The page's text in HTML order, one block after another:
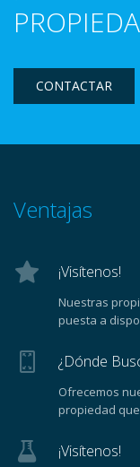
CONTACTAR
Ventajas
¡Visítenos!
Nuestras
puesta a
¿Dónde
Ofrecemos
propiedad
¡Visítenos!